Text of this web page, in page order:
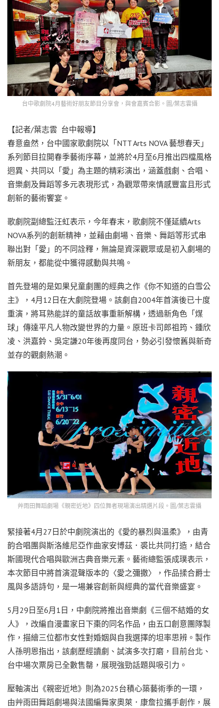
台中歌劇院4月藝術好朋友節目分享會，與會嘉賓合影。圖/葉志雲攝
【記者/葉志雲 台中報導】
春意盎然，台中國家歌劇院以「NTT Arts NOVA 藝想春天」
系列節目拉開春季藝術序幕，並將於4月至6月推出四檔風格
迥異、共同以「愛」為主題的精彩演出，涵蓋戲劇、合唱、
音樂劇及舞蹈等多元表現形式，為觀眾帶來情感豐富且形式
創新的藝術饗宴。
歌劇院副總監汪虹表示，今年春末，歌劇院不僅延續Arts
NOVA系列的創新精神，並藉由劇場、音樂、舞蹈等形式串
聯出對「愛」的不同詮釋，無論是資深觀眾或是初入劇場的
新朋友，都能從中獲得感動與共鳴。
首先登場的是如果兒童劇團的經典之作《你不知道的白雪公
主》，4月12日在大劇院登場。該劇自2004年首演後已十度
重演，將耳熟能詳的童話故事重新解構，透過新角色「煤
球」傳達平凡人物改變世界的力量。原班卡司郎祖筠、鍾欣
凌、洪嘉鈴、吳定謙20年後再度同台，勢必引發懷舊與新奇
並存的觀劇熱潮。
艸雨田舞蹈劇場《親密近地》四位舞者現場演出精選片段。圖/葉志雲攝
緊接著4月27日於中劇院演出的《愛的暴烈與溫柔》，由青
韵合唱團與斯洛維尼亞作曲家安博茲．裘比共同打造，結合
斯國現代合唱與歐洲古典音樂元素。藝術總監張成璞表示，
本次節目中將首演混聲版本的〈愛之彌撒〉，作品揉合爵士
風與多語詩句，是一場兼容創新與經典的當代音樂盛宴。
5月29日至6月1日，中劇院將推出音樂劇《三個不結婚的女
人》，改編自漫畫家日下棗的同名作品，由五口創意團隊製
作，描繪三位都市女性對婚姻與自我選擇的坦率思辨。製作
人孫明恩指出，該劇歷經讀劇、試演多次打磨，目前台北、
台中場次票房已全數售罄，展現強勁話題與吸引力。
壓軸演出《親密近地》則為2025台積心築藝術季的一環，
由艸雨田舞蹈劇場與法國編舞家奧萊．康詹拉攜手創作，展